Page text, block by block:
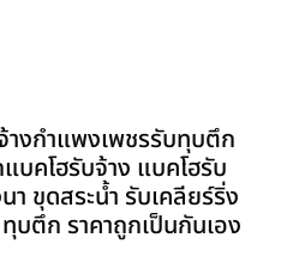
งกำแพงเพชรรับทุบตึก
บคโฮรับจ้าง แบคโฮรับ
ขุดสระน้ำ รับเคลียร์ริ่ง
ตึก ราคาถูกเป็นกันเอง